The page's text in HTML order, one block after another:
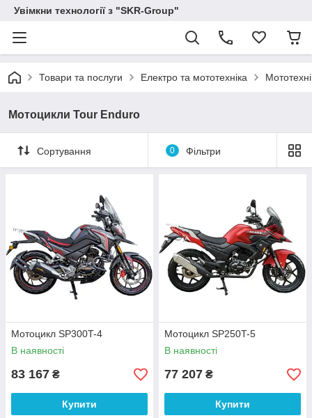
Увімкни технології з "SKR-Group"
Товари та послуги Електро та мототехніка
Мотоцикли Tour Enduro
Сортування 0 Фільтри
Мотоцикл SP300T-4
В наявності
83 167 ₴
Купити
Мотоцикл SP250T-5
В наявності
77 207 ₴
Купити